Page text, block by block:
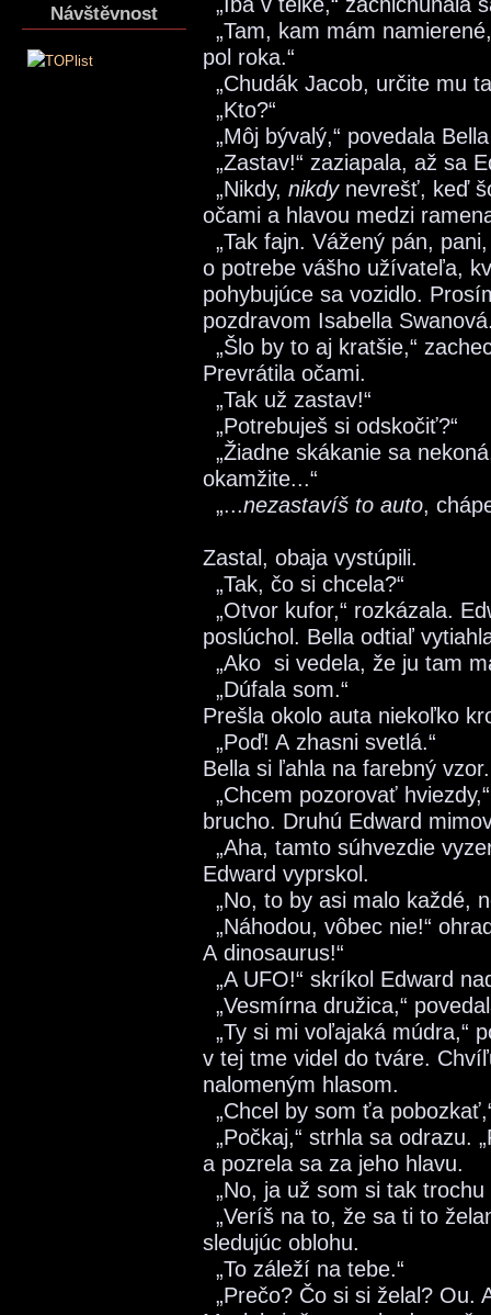
Návštěvnost
„Tam, kam mám
pol roka.“
„Chudák Jacob, určite mu
„Kto?“
„Môj bývalý,“ povedala
„Zastav!“ zaziapala, až sa
„Nikdy, nikdynevrešť, keď
očami a hlavou medzi
„Tak fajn. Vážený pán,
o potrebe vášho užívateľa,
pohybujúce sa vozidlo.
pozdravom Isabella
„Šlo by to aj kratšie,“
Prevrátila očami.
„Tak už zastav!“
„Potrebuješ si odskočiť?“
„Žiadne skákanie sa
okamžite...“
„...nezastavíš to auto,
Zastal, obaja vystúpili.
„Tak, čo si chcela?“
„Otvor kufor,“ rozkázala.
poslúchol. Bella odtiaľ
„Ako si vedela, že ju tam
„Dúfala som.“
Prešla okolo auta niekoľko
„Poď! A zhasni svetlá.“
Bella si ľahla na farebný
„Chcem pozorovať
brucho. Druhú Edward
„Aha, tamto súhvezdie
Edward vyprskol.
„No, to by asi malo každé,
„Náhodou, vôbec nie!“
A dinosaurus!“
„A UFO!“ skríkol Edward
„Vesmírna družica,“
„Ty si mi voľajaká múdra,“
v tej tme videl do tváre.
nalomeným hlasom.
„Chcel by som ťa
„Počkaj,“ strhla sa odrazu.
a pozrela sa za jeho hlavu.
„No, ja už som si tak
„Veríš na to, že sa ti to
sledujúc oblohu.
„To záleží na tebe.“
„Prečo? Čo si si želal? Ou.